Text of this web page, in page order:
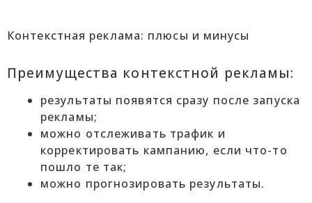
Контекстная реклама: плюсы и минусы
Преимущества контекстной рекламы:
результаты появятся сразу после запуска
рекламы;
можно отслеживать трафик и
корректировать кампанию, если что-то
пошло те так;
можно прогнозировать результаты.